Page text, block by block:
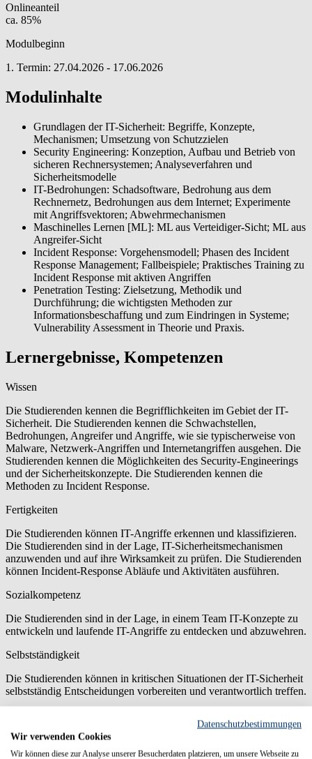
Onlineanteil
ca. 85%
Modulbeginn
1. Termin: 27.04.2026 - 17.06.2026
Modulinhalte
Grundlagen der IT-Sicherheit: Begriffe, Konzepte,
Mechanismen; Umsetzung von Schutzzielen
Security Engineering: Konzeption, Aufbau und Betrieb von
sicheren Rechnersystemen; Analyseverfahren und
Sicherheitsmodelle
IT-Bedrohungen: Schadsoftware, Bedrohung aus dem
Rechnernetz, Bedrohungen aus dem Internet; Experimente
mit Angriffsvektoren; Abwehrmechanismen
Maschinelles Lernen [ML]: ML aus Verteidiger-Sicht; ML aus
Angreifer-Sicht
Incident Response: Vorgehensmodell; Phasen des Incident
Response Management; Fallbeispiele; Praktisches Training zu
Incident Response mit aktiven Angriffen
Penetration Testing: Zielsetzung, Methodik und
Durchführung; die wichtigsten Methoden zur
Informationsbeschaffung und zum Eindringen in Systeme;
Vulnerability Assessment in Theorie und Praxis.
Lernergebnisse, Kompetenzen
Wissen
Die Studierenden kennen die Begrifflichkeiten im Gebiet der IT-
Sicherheit. Die Studierenden kennen die Schwachstellen,
Bedrohungen, Angreifer und Angriffe, wie sie typischerweise von
Malware, Netzwerk-Angriffen und Internetangriffen ausgehen. Die
Studierenden kennen die Möglichkeiten des Security-Engineerings
und der Sicherheitskonzepte. Die Studierenden kennen die
Methoden zu Incident Response.
Fertigkeiten
Die Studierenden können IT-Angriffe erkennen und klassifizieren.
Die Studierenden sind in der Lage, IT-Sicherheitsmechanismen
anzuwenden und auf ihre Wirksamkeit zu prüfen. Die Studierenden
können Incident-Response Abläufe und Aktivitäten ausführen.
Sozialkompetenz
Die Studierenden sind in der Lage, in einem Team IT-Konzepte zu
entwickeln und laufende IT-Angriffe zu entdecken und abzuwehren.
Selbstständigkeit
Die Studierenden können in kritischen Situationen der IT-Sicherheit
selbstständig Entscheidungen vorbereiten und verantwortlich treffen.
Obligatorisch: Kenntnisse aus den Modulen M201, M202,
Datenschutzbestimmungen
Wir verwenden Cookies
Wir können diese zur Analyse unserer Besucherdaten platzieren, um unsere Webseite zu